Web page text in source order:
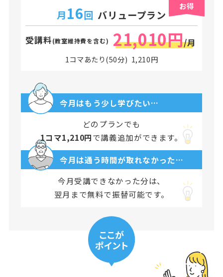
お得
月16回 バリュープラン
受講料(教室維持費を含む) 21,010円/月
1コマあたり(50分) 1,210円
今月はもう少し学びたい…
どのプランでも
1コマ1,210円で講義追加ができます。
今月は通う時間が取れなかった…
今月受講できなかった分は、
翌月まで無料で振替可能です。